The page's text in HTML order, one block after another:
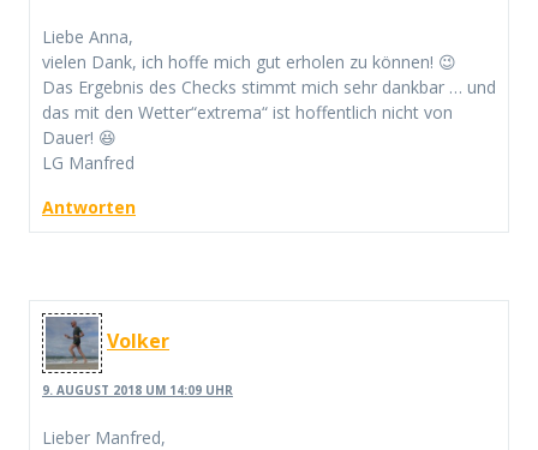
Liebe Anna,
vielen Dank, ich hoffe mich gut erholen zu können! 😉
Das Ergebnis des Checks stimmt mich sehr dankbar … und
das mit den Wetter“extrema“ ist hoffentlich nicht von
Dauer! 😆
LG Manfred
Antworten
Volker
9. AUGUST 2018 UM 14:09 UHR
Lieber Manfred,